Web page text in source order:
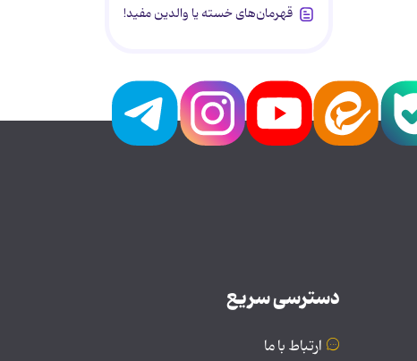
قهرمان‌های خسته یا والدین مفید!
دسترسی سریع
ارتباط با ما